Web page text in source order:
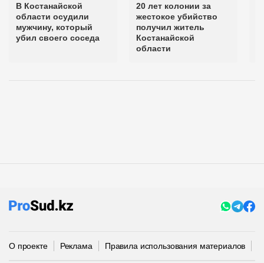
В Костанайской
области осудили
мужчину, который
убил своего соседа
20 лет колонии за
жестокое убийство
получил житель
Костанайской
области
О проекте Реклама Правила использования материалов